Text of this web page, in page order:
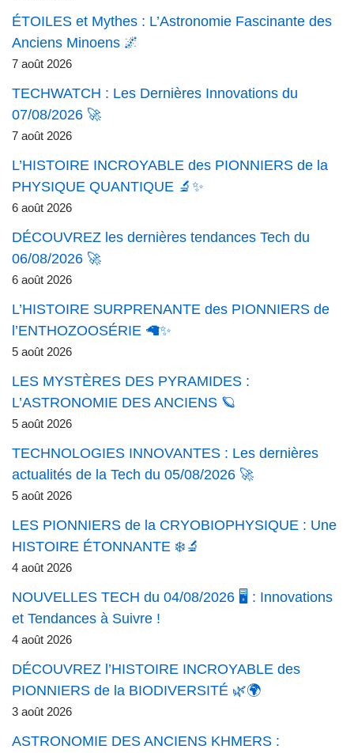
ÉTOILES et Mythes : L’Astronomie Fascinante des
Anciens Minoens 🌌
7 août 2026
TECHWATCH : Les Dernières Innovations du
07/08/2026 🚀
7 août 2026
L’HISTOIRE INCROYABLE des PIONNIERS de la
PHYSIQUE QUANTIQUE 🔬✨
6 août 2026
DÉCOUVREZ les dernières tendances Tech du
06/08/2026 🚀
6 août 2026
L’HISTOIRE SURPRENANTE des PIONNIERS de
l’ENTHOZOOSÉRIE 🦙✨
5 août 2026
LES MYSTÈRES DES PYRAMIDES :
L’ASTRONOMIE DES ANCIENS 🪐
5 août 2026
TECHNOLOGIES INNOVANTES : Les dernières
actualités de la Tech du 05/08/2026 🚀
5 août 2026
LES PIONNIERS de la CRYOBIOPHYSIQUE : Une
HISTOIRE ÉTONNANTE ❄️🔬
4 août 2026
NOUVELLES TECH du 04/08/2026 🖥️ : Innovations
et Tendances à Suivre !
4 août 2026
DÉCOUVREZ l’HISTOIRE INCROYABLE des
PIONNIERS de la BIODIVERSITÉ 🌿🌍
3 août 2026
ASTRONOMIE DES ANCIENS KHMERS :